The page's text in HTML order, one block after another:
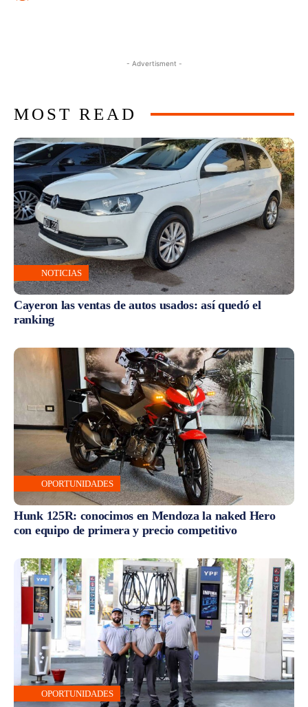
- Advertisment -
MOST READ
NOTICIAS
Cayeron las ventas de autos usados: así quedó el
ranking
OPORTUNIDADES
Hunk 125R: conocimos en Mendoza la naked Hero
con equipo de primera y precio competitivo
OPORTUNIDADES